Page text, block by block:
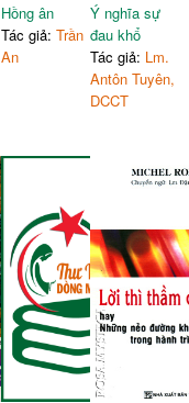
Hồng ân
Tác giả: Trần
An
Ý nghĩa sự
đau khổ
Tác giả: Lm.
Antôn Tuyên,
DCCT